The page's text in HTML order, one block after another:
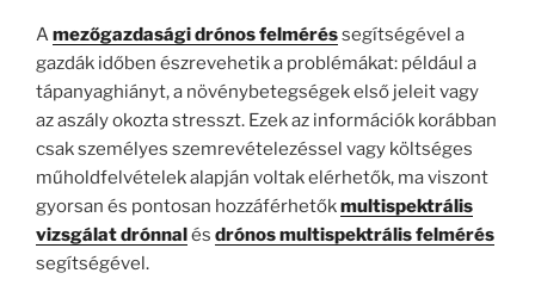
Amezőgazdasági drónos felméréssegítségével a
gazdák időben észrevehetik a problémákat: például a
tápanyaghiányt, a növénybetegségek első jeleit vagy
az aszály okozta stresszt. Ezek az információk korábban
csak személyes szemrevételezéssel vagy költséges
műholdfelvételek alapján voltak elérhetők, ma viszont
gyorsan és pontosan hozzáférhetőkmultispektrális
vizsgálat drónnalés drónos multispektrális felmérés
segítségével.